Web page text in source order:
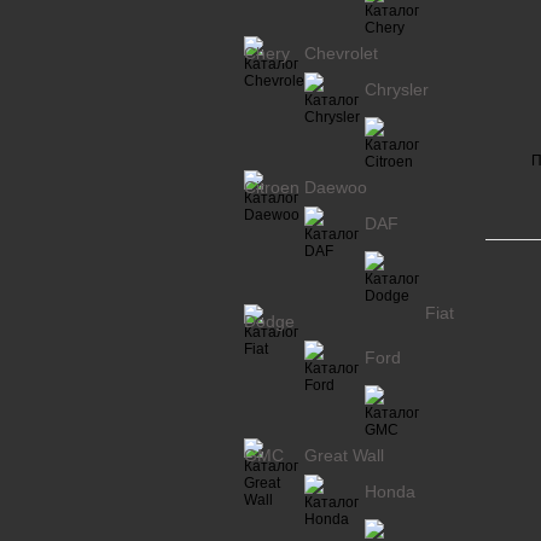
Chery
Chevrolet
Chrysler
Citroen Daewoo
DAF
Dodge Fiat
Ford
GMC
Great Wall
Honda